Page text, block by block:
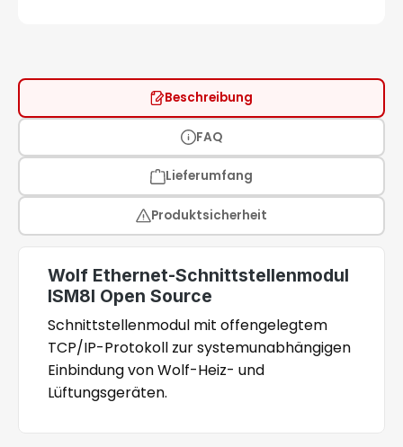
Beschreibung
FAQ
Lieferumfang
Produktsicherheit
Wolf Ethernet-Schnittstellenmodul
ISM8I Open Source
Schnittstellenmodul mit offengelegtem
TCP/IP-Protokoll zur systemunabhängigen
Einbindung von Wolf-Heiz- und
Lüftungsgeräten.